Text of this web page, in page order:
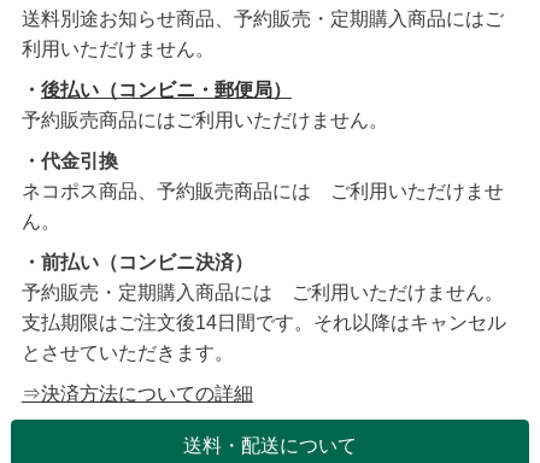
送料別途お知らせ商品、予約販売・定期購入商品にはご
利用いただけません。
・ 後払い（コンビニ・郵便局）
予約販売商品にはご利用いただけません。
・代金引換
ネコポス商品、予約販売商品には ご利用いただけませ
ん。
・前払い（コンビニ決済）
予約販売・定期購入商品には ご利用いただけません。
支払期限はご注文後14日間です。それ以降はキャンセル
とさせていただきます。
⇒決済方法についての詳細
送料・配送について